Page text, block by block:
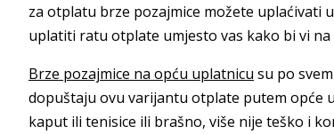
za otplatu brze pozajmice možete uplaćivati
uplatiti ratu otplate umjesto vas kako bi vi
Brze pozajmice na opću uplatnicu su po
dopuštaju ovu varijantu otplate putem opće
kaput ili tenisice ili brašno, više nije teško i